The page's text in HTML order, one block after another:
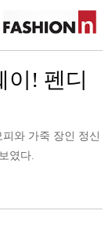
! 펜디
와 가죽 장인 정신
였다.